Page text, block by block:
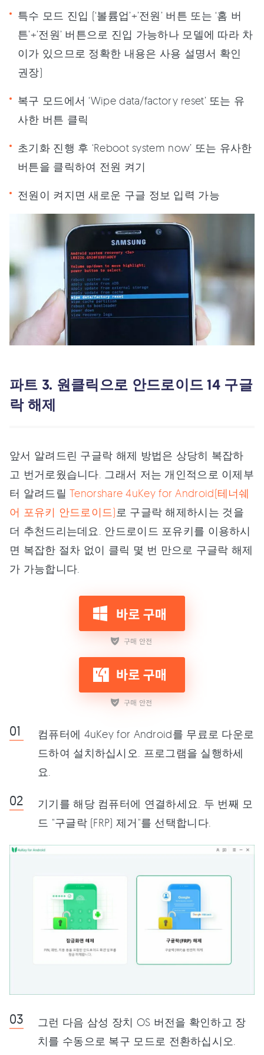
특수 모드 진입 (‘볼륨업’+’전원’ 버튼 또는 ‘홈 버
튼’+’전원’ 버튼으로 진입 가능하나 모델에 따라 차
이가 있으므로 정확한 내용은 사용 설명서 확인
권장)
복구 모드에서 ‘Wipe data/factory reset’ 또는 유
사한 버튼 클릭
초기화 진행 후 ‘Reboot system now’ 또는 유사한
버튼을 클릭하여 전원 켜기
전원이 켜지면 새로운 구글 정보 입력 가능
파트 3. 원클릭으로 안드로이드 14 구글
락 해제
앞서 알려드린 구글락 해제 방법은 상당히 복잡하
고 번거로웠습니다. 그래서 저는 개인적으로 이제부
터 알려드릴Tenorshare 4uKey for Android(테너쉐
어 포유키 안드로이드) 로 구글락 해제하시는 것을
더 추천드리는데요. 안드로이드 포유키를 이용하시
면 복잡한 절차 없이 클릭 몇 번 만으로 구글락 해제
가 가능합니다.
컴퓨터에 4uKey for Android를 무료로 다운로
드하여 설치하십시오. 프로그램을 실행하세
요.
기기를 해당 컴퓨터에 연결하세요. 두 번째 모
드 "구글락 (FRP) 제거"를 선택합니다.
그런 다음 삼성 장치 OS 버전을 확인하고 장
치를 수동으로 복구 모드로 전환하십시오.